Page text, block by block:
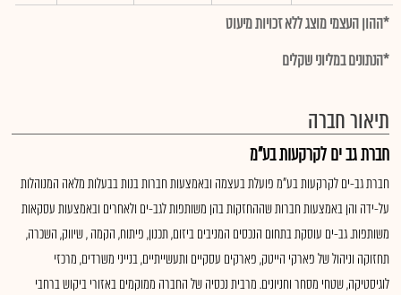
*ההון העצמי מוצג ללא זכויות מיעוט
*הנתונים במליוני שקלים
תיאור חברה
חברת גב ים לקרקעות בע"מ
חברת גב-ים לקרקעות בע"מ פועלת בעצמה ובאמצעות חברות בנות בבעלות מלאה המנוהלות
על-ידה והן באמצעות חברות שההחזקות בהן משותפות לגב-ים ולאחרים ובאמצעות עסקאות
משותפות. גב-ים עוסקת בתחום הנכסים המניבים ביזום, תכנון, פיתוח, הקמה , שיווק, השכרה,
תחזוקה וניהול של פארקי הייטק, פארקים עסקיים ותעשייתיים, בנייני משרדים, מרכזי
לוגיסטיקה, שטחי מסחר וחניונים. מרבית נכסיה של החברה ממוקמים באזורי ביקוש ברחבי